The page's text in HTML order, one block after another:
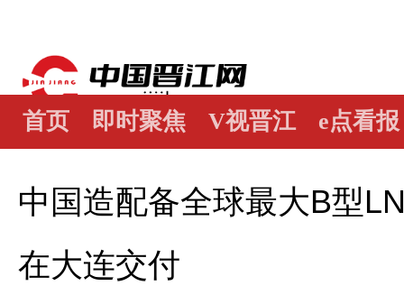
首页 即时聚焦 V视晋江 e点看报
中国造配备全球最大B型
在大连交付